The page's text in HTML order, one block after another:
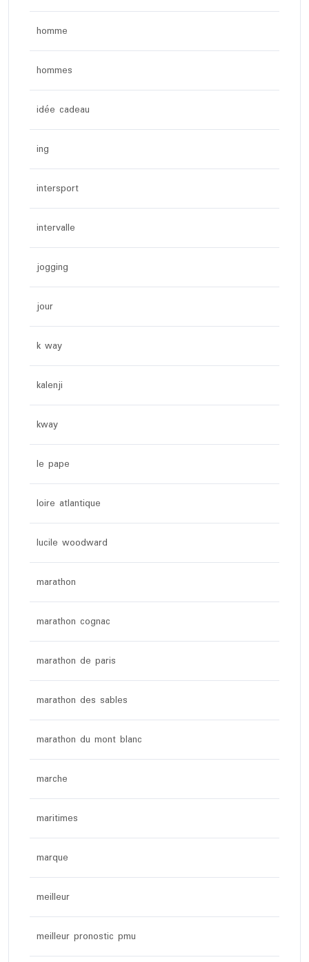
homme
hommes
idée cadeau
ing
intersport
intervalle
jogging
jour
k way
kalenji
kway
le pape
loire atlantique
lucile woodward
marathon
marathon cognac
marathon de paris
marathon des sables
marathon du mont blanc
marche
maritimes
marque
meilleur
meilleur pronostic pmu